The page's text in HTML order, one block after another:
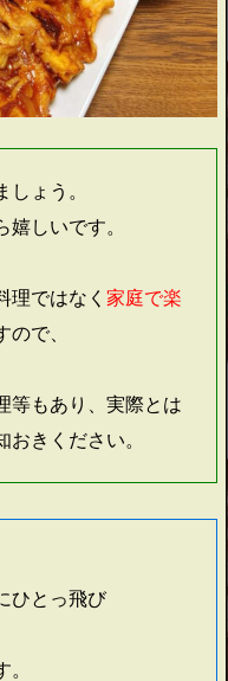
ょう。
しいです。
理ではなく 家庭で楽
ので、
等もあり、実際とは
きください。
ひとっ飛び